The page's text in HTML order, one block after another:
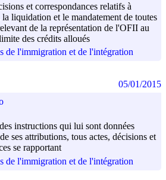
et correspondances relatifs à
liquidation et le mandatement de toutes
de la représentation de l'OFII au
des crédits alloués
de l'immigration et de l'intégration
instructions qui lui sont données
ses attributions, tous actes, décisions et
se rapportant
de l'immigration et de l'intégration
05/01/2015